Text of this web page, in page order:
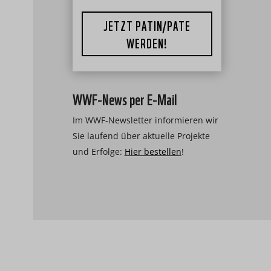
JETZT PATIN/PATE
WERDEN!
WWF-News per E-Mail
Im WWF-Newsletter informieren wir
Sie laufend über aktuelle Projekte
und Erfolge: Hier bestellen!